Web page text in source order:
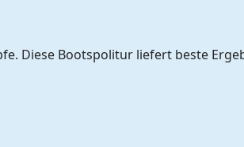
Diese Bootspolitur liefert beste